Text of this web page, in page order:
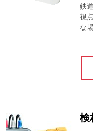
鉄
視
な
検